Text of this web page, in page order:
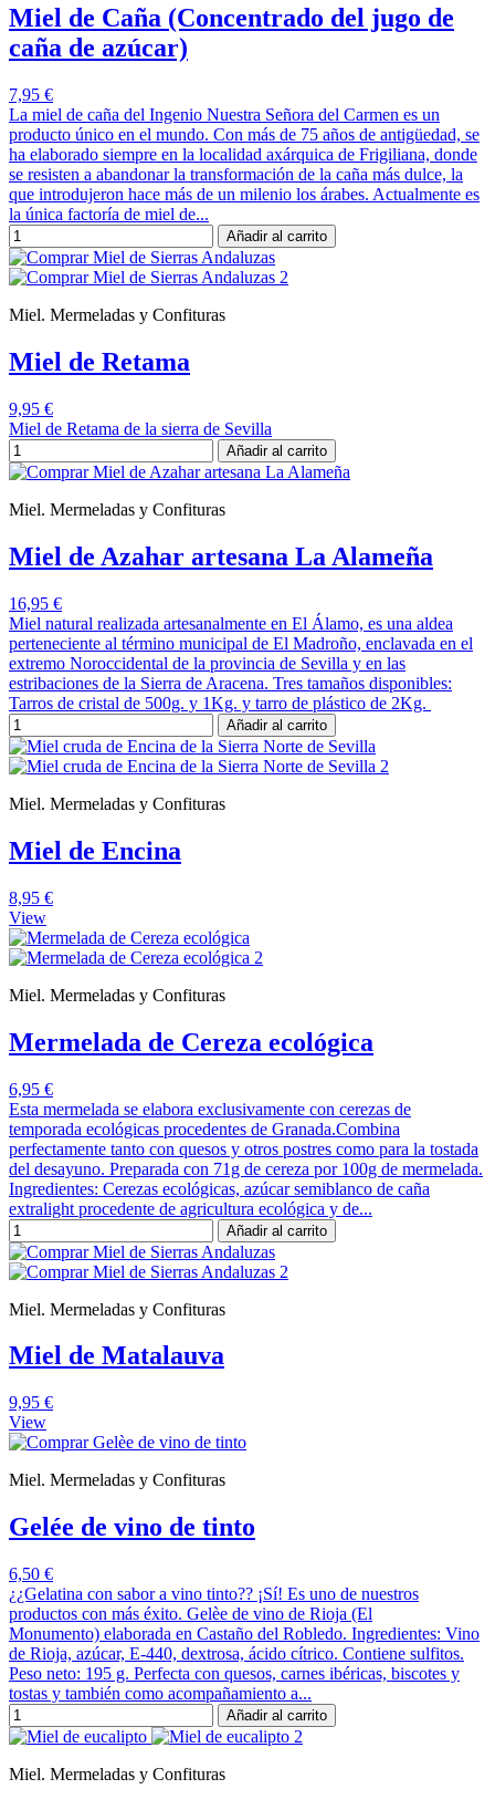
Miel de Caña (Concentrado del jugo de
caña de azúcar)
7,95 €
La miel de caña del Ingenio Nuestra Señora del Carmen es un
producto único en el mundo. Con más de 75 años de antigüedad, se
ha elaborado siempre en la localidad axárquica de Frigiliana, donde
se resisten a abandonar la transformación de la caña más dulce, la
que introdujeron hace más de un milenio los árabes. Actualmente es
la única factoría de miel de...
Añadir al carrito
Miel. Mermeladas y Confituras
Miel de Retama
9,95 €
Miel de Retama de la sierra de Sevilla
Añadir al carrito
Miel. Mermeladas y Confituras
Miel de Azahar artesana La Alameña
16,95 €
Miel natural realizada artesanalmente en El Álamo, es una aldea
perteneciente al término municipal de El Madroño, enclavada en el
extremo Noroccidental de la provincia de Sevilla y en las
estribaciones de la Sierra de Aracena. Tres tamaños disponibles:
Tarros de cristal de 500g. y 1Kg. y tarro de plástico de 2Kg.
Añadir al carrito
Miel. Mermeladas y Confituras
Miel de Encina
8,95 €
View
Miel. Mermeladas y Confituras
Mermelada de Cereza ecológica
6,95 €
Esta mermelada se elabora exclusivamente con cerezas de
temporada ecológicas procedentes de Granada.Combina
perfectamente tanto con quesos y otros postres como para la tostada
del desayuno. Preparada con 71g de cereza por 100g de mermelada.
Ingredientes: Cerezas ecológicas, azúcar semiblanco de caña
extralight procedente de agricultura ecológica y de...
Añadir al carrito
Miel. Mermeladas y Confituras
Miel de Matalauva
9,95 €
View
Miel. Mermeladas y Confituras
Gelée de vino de tinto
6,50 €
¿¿Gelatina con sabor a vino tinto?? ¡Sí! Es uno de nuestros
productos con más éxito. Gelèe de vino de Rioja (El
Monumento) elaborada en Castaño del Robledo. Ingredientes: Vino
de Rioja, azúcar, E-440, dextrosa, ácido cítrico. Contiene sulfitos.
Peso neto: 195 g. Perfecta con quesos, carnes ibéricas, biscotes y
tostas y también como acompañamiento a...
Añadir al carrito
Miel. Mermeladas y Confituras